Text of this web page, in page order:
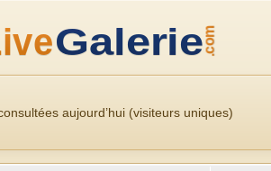
aujourd’hui (visiteurs uniques)